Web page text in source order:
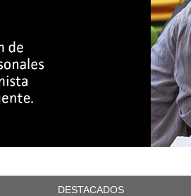
DESTACADOS